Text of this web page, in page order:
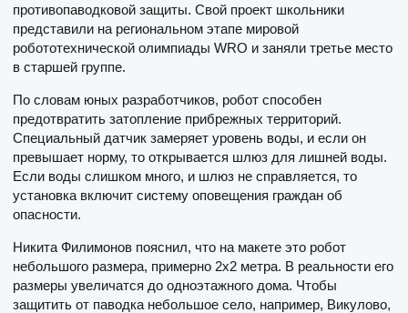
противопаводковой защиты. Свой проект школьники
представили на региональном этапе мировой
робототехнической олимпиады WRO и заняли третье место
в старшей группе.
По словам юных разработчиков, робот способен
предотвратить затопление прибрежных территорий.
Специальный датчик замеряет уровень воды, и если он
превышает норму, то открывается шлюз для лишней воды.
Если воды слишком много, и шлюз не справляется, то
установка включит систему оповещения граждан об
опасности.
Никита Филимонов пояснил, что на макете это робот
небольшого размера, примерно 2х2 метра. В реальности его
размеры увеличатся до одноэтажного дома. Чтобы
защитить от паводка небольшое село, например, Викулово,